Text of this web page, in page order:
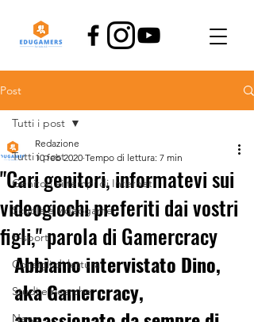
Post
Tutti i post
Genitori ai tempi di Internet
Scuola e videogame
E-sport
Consigli di lettura
Studi e ricerche
News
Tutti i post
"Cari genitori, informatevi sui
videogiochi preferiti dai vostri
figli," parola di Gamercracy
Redazione
10 feb 2020 Tempo di lettura: 7 min
Abbiamo intervistato Dino,
aka Gamercracy,